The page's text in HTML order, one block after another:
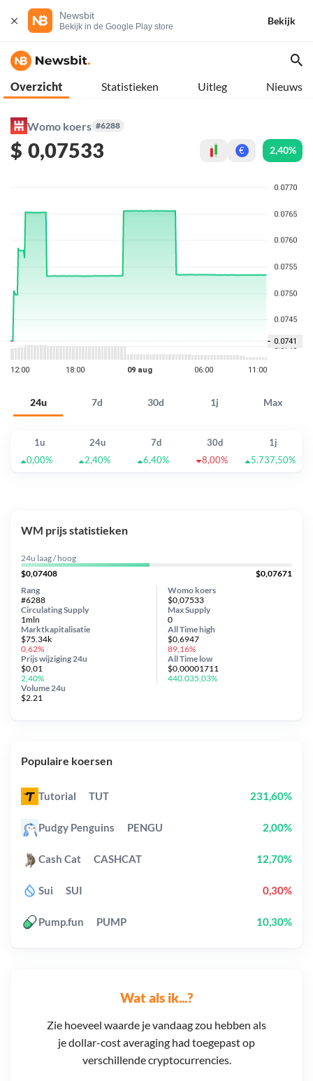
Newsbit
Bekijk in de Google Play store
Bekijk
Overzicht Statistieken Uitleg Nieuws
Womo koers #6288
$ 0,07533 € 2,40%
24u 7d 30d 1j Max
1u 24u 7d 30d
1j
0,00%
2,40% 6,40% 8,00% 5.737,50%
Wat als ik...?
Zie hoeveel waarde je vandaag zou hebben als
je dollar-cost averaging had toegepast op
verschillende cryptocurrencies.
WM prijs statistieken
24u laag / hoog
$0,07408
$0,07671
Womo koers
$0,07533
Circulating Supply
1mln
Prijs wijziging 24u
$0,01
2,40%
Max Supply
0
Marktkapitalisatie
$75.34k
0,62%
Volume 24u
$2.21
Rang
#6288
All Timehigh
$0,6947
89,16%
All Time low
$0,00001711
440.035,03%
Populaire koersen
Tutorial TUT 231,60%
Pudgy Penguins PENGU 2,00%
Cash Cat CASHCAT 12,70%
Sui SUI 0,30%
Pump.fun PUMP 10,30%